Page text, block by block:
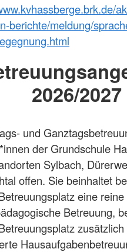
berichte/meldung/
2026/2027
und
der Grundschule
Sylbach,
offen. Sie beinhaltet
eine reine
Betreuung,